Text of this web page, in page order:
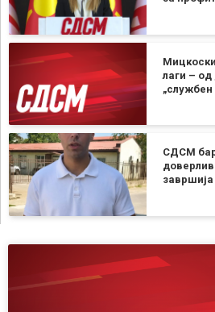
лаги – од
„службен
СДСМ